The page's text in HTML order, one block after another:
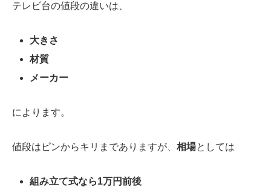
テレビ台の値段の違いは、
大きさ
材質
メーカー
によります。
値段はピンからキリまでありますが、 相場としては
組み立て式なら1万円前後